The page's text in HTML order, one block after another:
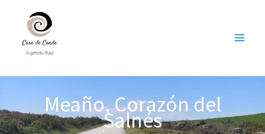
contenido
Meaño, Corazón del
Salnés